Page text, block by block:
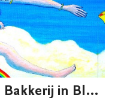
EXPOSITIE De Oude Bakkerij in Blijham